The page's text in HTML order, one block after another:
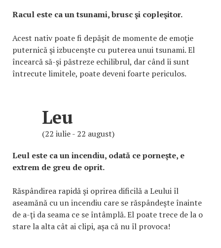
Racul este ca un tsunami, brusc şi copleşitor.
Acest nativ poate fi depăşit de momente de emoţie
puternică şi izbucenşte cu puterea unui tsunami. El
încearcă să-şi păstreze echilibrul, dar când îi sunt
întrecute limitele, poate deveni foarte periculos.
Leu
(22 iulie - 22 august)
Leul este ca un incendiu, odată ce porneşte, e
extrem de greu de oprit.
Răspândirea rapidă şi oprirea dificilă a Leului îl
aseamănă cu un incendiu care se răspândeşte înainte
de a-ţi da seama ce se întâmplă. El poate trece de la o
stare la alta cât ai clipi, aşa că nu îl provoca!